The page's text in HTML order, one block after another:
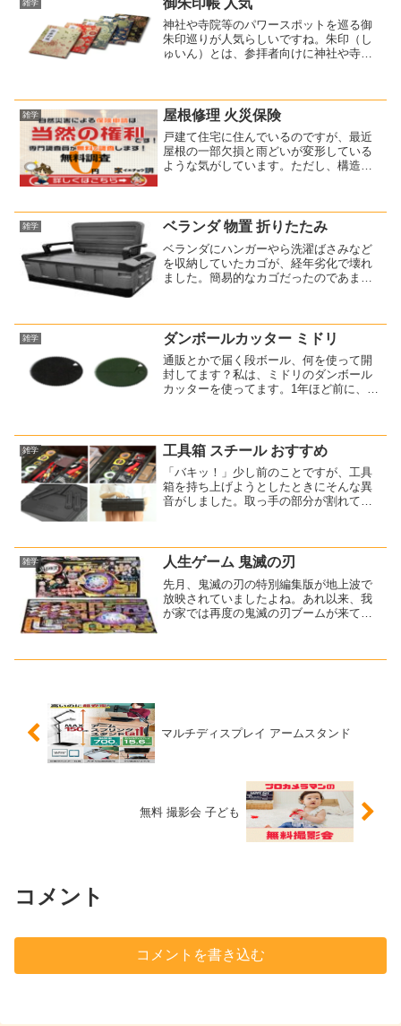
雑学
神社や寺院等のパワースポットを巡る御
朱印巡りが人気らしいですね。朱印（し
ゅいん）とは、参拝者向けに神社や寺院
けた言い方です。その御朱印を押印して
もらうのが、御朱印帳です...
雑学 屋根修理 火災保険
戸建て住宅に住んでいるのですが、最近
屋根の一部欠損と雨どいが変形している
ような気がしています。ただし、構造
悶々としていました。そこで...
雑学 ベランダ 物置 折りたたみ
ベランダにハンガーやら洗濯ばさみなど
を収納していたカゴが、経年劣化で壊れ
ました。簡易的なカゴだったのであまり
いかな～と見ていると、収...
雑学 ダンボールカッター ミドリ
通販とかで届く段ボール、何を使って開
封してます？私は、ミドリのダンボール
カッターを使ってます。1年ほど前に、イ
に特徴があって、セラミック刃なんで
す。カッターナイフ...
雑学 工具箱 スチール おすすめ
「バキッ！」少し前のことですが、工具
箱を持ち上げようとしたときにそんな異
音がしました。取っ手の部分が割れて取
でしょう。で？新しい工具箱を購入する
ために探してみました。今...
雑学 人生ゲーム 鬼滅の刃
先月、鬼滅の刃の特別編集版が地上波で
放映されていましたよね。あれ以来、我
が家では再度の鬼滅の刃ブームが来てい
マルチディスプレイ アームスタンド
無料 撮影会 子ども
コメント
コメントを書き込む